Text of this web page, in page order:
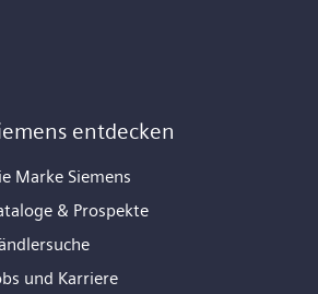
entdecken
Marke Siemens
& Prospekte
und Karriere